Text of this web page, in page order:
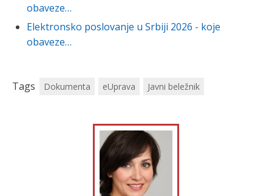
obaveze…
Elektronsko poslovanje u Srbiji 2026 - koje
obaveze…
Tags Dokumenta eUprava Javni beležnik